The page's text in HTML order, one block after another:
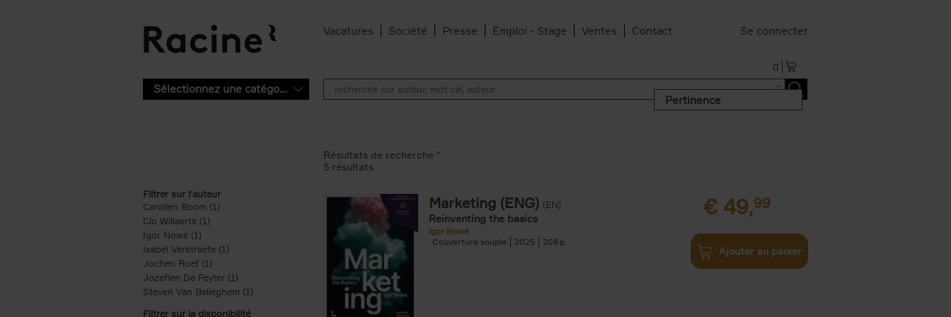
Vacatures Société Presse Emploi - Stage Ventes Contact Se connecter
0
Sélectionnez une catégorie
Pertinence
Filtrer sur l'auteur
Carolien Boom (1)
Clo Willaerts (1)
Igor Nowé (1)
Isabel Verstraete (1) Apply Isabel Verstraete filter
Jochen Roef (1)
Jozefien De Feyter (1) Apply Jozefien De Feyter filter
Steven Van Belleghem (1) Apply Steven Van Belleghem filter
Filtrer sur la disponibilité
Résultats de recherche ''
5 résultats
Marketing (ENG) (EN)
Reinventing the basics
Igor Nowé
Couverture souple
2025 208
€ 49,99
Ajouter au panier